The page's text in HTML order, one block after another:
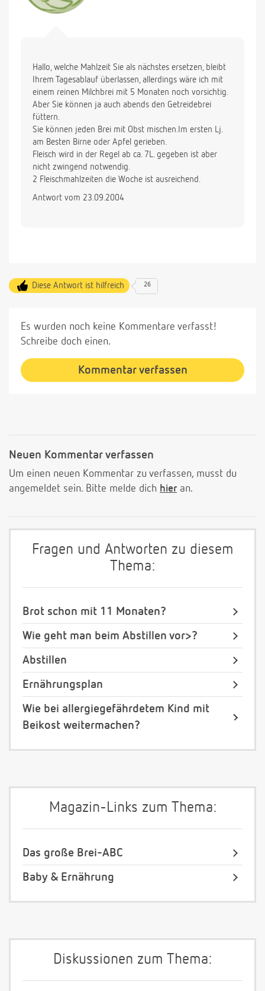
Hallo, welche Mahlzeit Sie als nächstes ersetzen, bleibt
Ihrem Tagesablauf überlassen, allerdings wäre ich mit
einem reinen Milchbrei mit 5 Monaten noch vorsichtig.
Aber Sie können ja auch abends den Getreidebrei
füttern.
Sie können jeden Brei mit Obst mischen.Im ersten Lj.
am Besten Birne oder Apfel gerieben.
Fleisch wird in der Regel ab ca. 7L. gegeben ist aber
nicht zwingend notwendig.
2 Fleischmahlzeiten die Woche ist ausreichend.
Antwort vom 23.09.2004
Diese Antwort ist hilfreich 26
Es wurden noch keine Kommentare verfasst!
Schreibe doch einen.
Kommentar verfassen
Neuen Kommentar verfassen
Um einen neuen Kommentar zu verfassen, musst du
angemeldet sein. Bitte melde dich hier an.
Fragen und Antworten zu diesem
Thema:
Brot schon mit 11 Monaten?
Wie geht man beim Abstillen vor>?
Abstillen
Ernährungsplan
Wie bei allergiegefährdetem Kind mit
Beikost weitermachen?
Magazin-Links zum Thema:
Das große Brei-ABC
Baby & Ernährung
Diskussionen zum Thema: